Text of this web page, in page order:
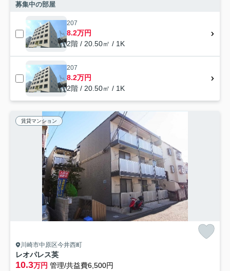
募集中の部屋
207
8.2万円
2階 / 20.50㎡ / 1K
207
8.2万円
2階 / 20.50㎡ / 1K
賃貸マンション
川崎市中原区今井西町
レオパレス英
10.3万円 管理/共益費6,500円